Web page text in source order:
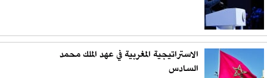
الاستراتيجية المغربية في عهد الملك محمد
السادس